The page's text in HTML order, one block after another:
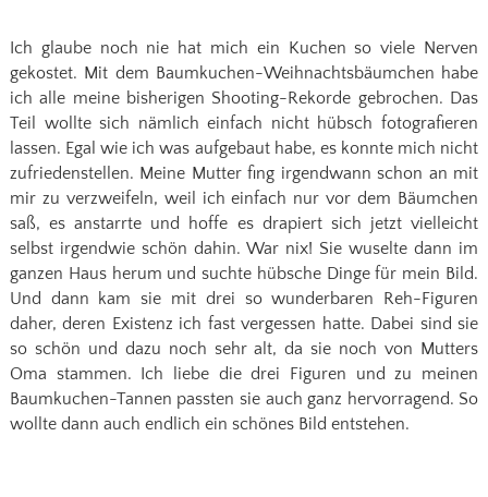
Ich glaube noch nie hat mich ein Kuchen so viele Nerven
gekostet. Mit dem Baumkuchen-Weihnachtsbäumchen habe
ich alle meine bisherigen Shooting-Rekorde gebrochen. Das
Teil wollte sich nämlich einfach nicht hübsch fotografieren
lassen. Egal wie ich was aufgebaut habe, es konnte mich nicht
zufriedenstellen. Meine Mutter fing irgendwann schon an mit
mir zu verzweifeln, weil ich einfach nur vor dem Bäumchen
saß, es anstarrte und hoffe es drapiert sich jetzt vielleicht
selbst irgendwie schön dahin. War nix! Sie wuselte dann im
ganzen Haus herum und suchte hübsche Dinge für mein Bild.
Und dann kam sie mit drei so wunderbaren Reh-Figuren
daher, deren Existenz ich fast vergessen hatte. Dabei sind sie
so schön und dazu noch sehr alt, da sie noch von Mutters
Oma stammen. Ich liebe die drei Figuren und zu meinen
Baumkuchen-Tannen passten sie auch ganz hervorragend. So
wollte dann auch endlich ein schönes Bild entstehen.